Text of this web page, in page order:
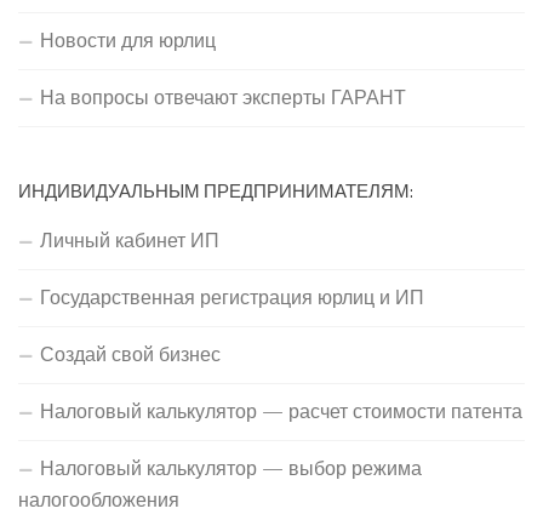
Новости для юрлиц
На вопросы отвечают эксперты ГАРАНТ
ИНДИВИДУАЛЬНЫМ ПРЕДПРИНИМАТЕЛЯМ:
Личный кабинет ИП
Государственная регистрация юрлиц и ИП
Создай свой бизнес
Налоговый калькулятор — расчет стоимости патента
Налоговый калькулятор — выбор режима
налогообложения